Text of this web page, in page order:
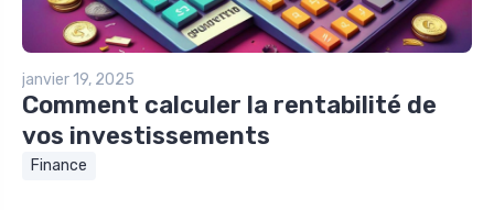
janvier 19, 2025
Comment calculer la rentabilité de
vos investissements
Finance